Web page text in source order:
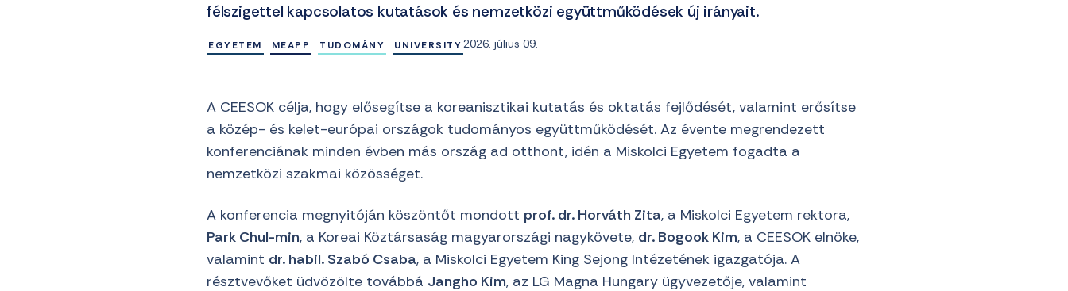
félszigettel kapcsolatos kutatások és nemzetközi együttműködések új irányait.
EGYETEM MEAPP TUDOMÁNY UNIVERSITY2026. július 09.
A CEESOK célja, hogy elősegítse a koreanisztikai kutatás és oktatás fejlődését, valamint erősítse
a közép- és kelet-európai országok tudományos együttműködését. Az évente megrendezett
konferenciának minden évben más ország ad otthont, idén a Miskolci Egyetem fogadta a
nemzetközi szakmai közösséget.
A konferencia megnyitóján köszöntőt mondott prof. dr. Horváth Zita, a Miskolci Egyetem rektora,
Park Chul-min, a Koreai Köztársaság magyarországi nagykövete, dr. Bogook Kim, a CEESOK elnöke,
valamint dr. habil. Szabó Csaba, a Miskolci Egyetem King Sejong Intézetének igazgatója. A
résztvevőket üdvözölte továbbá Jangho Kim, az LG Magna Hungary ügyvezetője, valamint